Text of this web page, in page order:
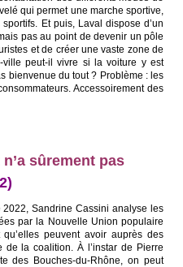
qui permet une marche sportive,
Et puis, Laval dispose d’un
pas au point de devenir un pôle
et de créer une vaste zone de
peut-il vivre si la voiture y est
bienvenue du tout ? Problème : les
Accessoirement des
sûrement pas
Sandrine Cassini analyse les
par la Nouvelle Union populaire
peuvent avoir auprès des
de la coalition. À l’instar de Pierre
des Bouches-du-Rhône, on peut